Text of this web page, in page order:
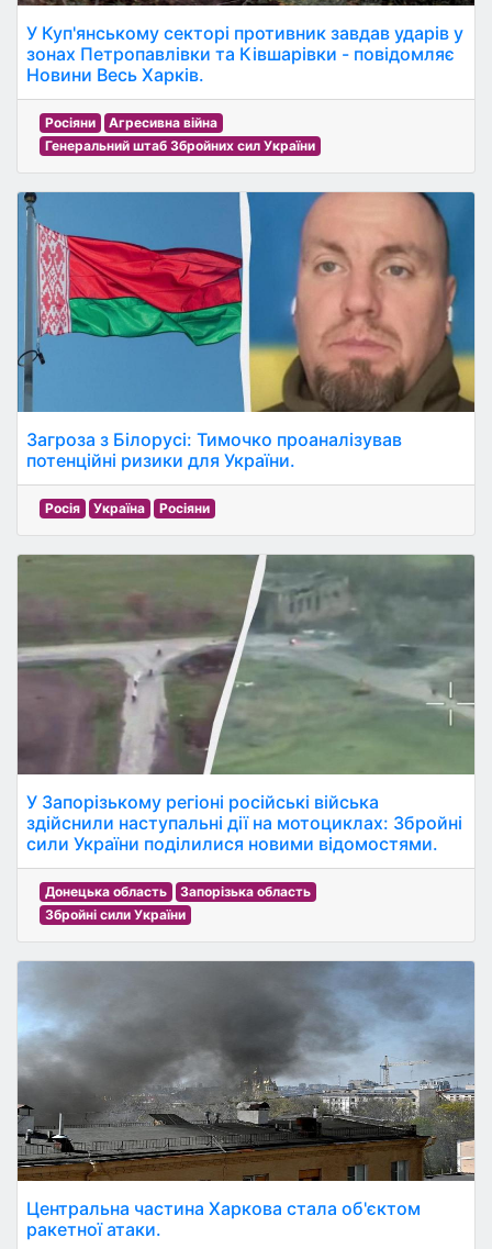
У Куп'янському секторі противник завдав ударів у
зонах Петропавлівки та Ківшарівки - повідомляє
Новини Весь Харків.
Росіяни
Агресивна війна
Генеральний штаб Збройних сил України
Загроза з Білорусі: Тимочко проаналізував
потенційні ризики для України.
Росія Україна Росіяни
У Запорізькому регіоні російські війська
здійснили наступальні дії на мотоциклах: Збройні
сили України поділилися новими відомостями.
Донецька область
Запорізька область
Збройні сили України
Центральна частина Харкова стала об'єктом
ракетної атаки.